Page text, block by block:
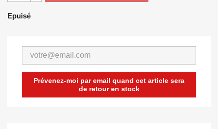
Epuisé
Prévenez-moi par email quand cet article sera
de retour en stock